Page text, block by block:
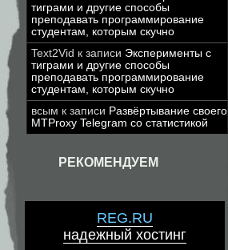
тиграми и другие способы
преподавать программирование
студентам, которым скучно
Text2Vid к записи Эксперименты с
тиграми и другие способы
преподавать программирование
студентам, которым скучно
всым к записи Развёртывание своего
MTProxy Telegram со статистикой
РЕКОМЕНДУЕМ
REG.RU
надежный хостинг